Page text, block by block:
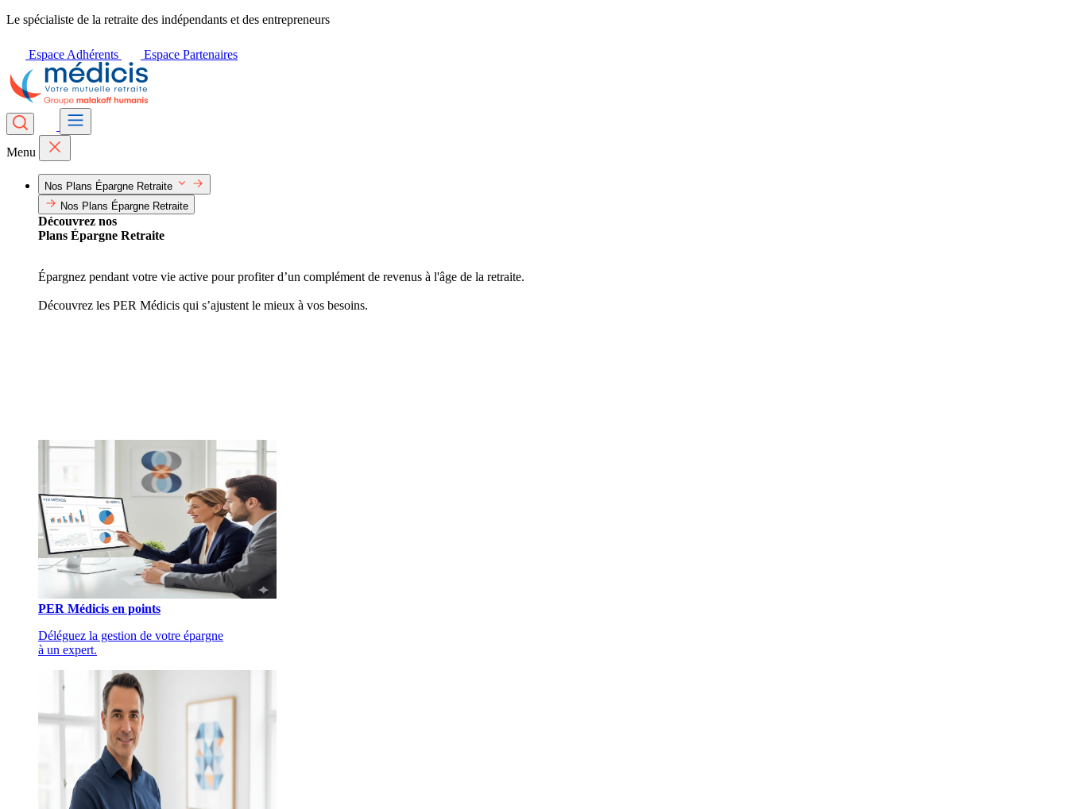
Le spécialiste de la retraite des indépendants et des entrepreneurs
Espace Adhérents Espace Partenaires
Menu
Nos Plans Épargne Retraite
Nos Plans Épargne Retraite
Découvrez nos
Plans Épargne Retraite
Épargnez pendant votre vie active pour profiter d’un complément de revenus à l'âge de la retraite.
Découvrez les PER Médicis qui s’ajustent le mieux à vos besoins.
PER Médicis en points
Déléguez la gestion de votre épargne
à un expert.